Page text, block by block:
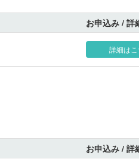
お申込み / 詳
詳細はこ
お申込み / 詳